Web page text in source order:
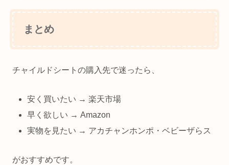
い？」と悩む方も多いのではない
でしょうか。チャイルドシートは
まとめ
チャイルドシートの購入先で迷ったら、
安く買いたい → 楽天市場
早く欲しい → Amazon
実物を見たい → アカチャンホンポ・ベビーザらス
がおすすめです。